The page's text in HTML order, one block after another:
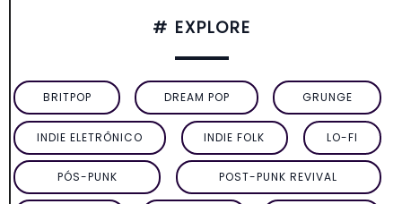
# EXPLORE
BRITPOP DREAM POP GRUNGE
INDIE ELETRÔNICO INDIE FOLK LO-FI
PÓS-PUNK POST-PUNK REVIVAL